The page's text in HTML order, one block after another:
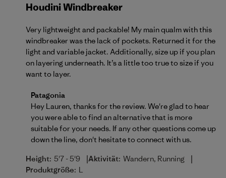
Houdini Windbreaker
Very lightweight and packable! My main qualm with this
windbreaker was the lack of pockets. Returned it for the
light and variable jacket. Additionally, size up if you plan
on layering underneath. It’s a little too true to size if you
want to layer.
Kommentare des Store-Besitzers zu
Patagonia
Hey Lauren, thanks for the review. We're glad to hear
you were able to find an alternative that is more
suitable for your needs. If any other questions come up
down the line, don't hesitate to connect with us.
Height: 5'7 - 5'9 |Aktivität: Wandern, Running |
Produktgröße: L